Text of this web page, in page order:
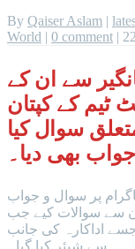
By Qaiser Aslam |
World | 0 comment |
سے ان کے
ٹیم کے کپتان
سوال کیا
بھی دیا۔
پر سوال و جواب
سے سوالات کیے جب
اداکارہ کی جانب
سے شیئر کیا گیا۔